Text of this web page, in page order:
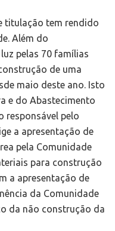
titulação tem rendido
Além do
pelas 70 famílias
de uma
maio deste ano. Isto
e do Abastecimento
responsável pelo
a apresentação de
pela Comunidade
para construção
a apresentação de
da Comunidade
da não construção da